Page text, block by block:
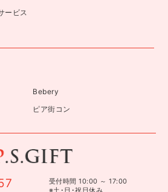
ービス
Bebery
ピア街コン
受付時間 10:00 ～ 17:00
※土･日･祝日休み